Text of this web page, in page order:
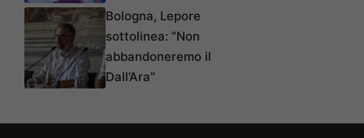
Bologna, Lepore
sottolinea: “Non
abbandoneremo il
Dall’Ara”